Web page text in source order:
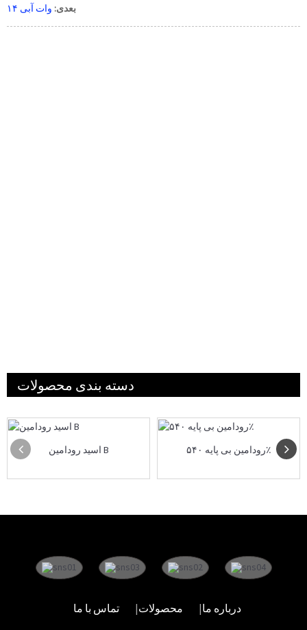
بعدی: وات آبی ۱۴
دسته بندی محصولات
اسید رودامین B رودامین بی پایه ۵۴۰٪
درباره ما محصولات تماس با ما